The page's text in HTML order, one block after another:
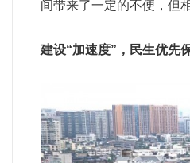
间带来了一定的不便，但
建设“加速度”，民生优先